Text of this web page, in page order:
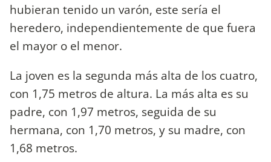
hubieran tenido un varón, este sería el
heredero, independientemente de que fuera
el mayor o el menor.
La joven es la segunda más alta de los cuatro,
con 1,75 metros de altura. La más alta es su
padre, con 1,97 metros, seguida de su
hermana, con 1,70 metros, y su madre, con
1,68 metros.